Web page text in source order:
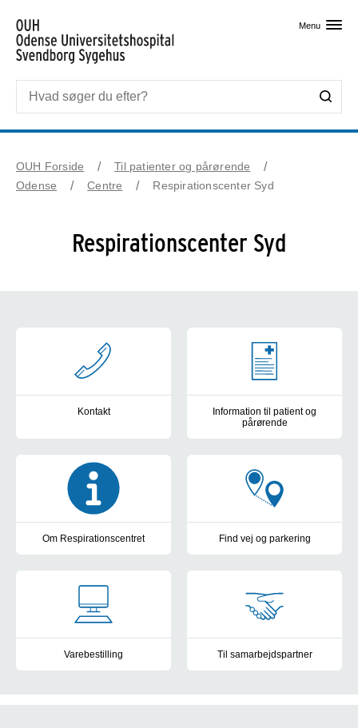
Menu
OUH Forside
Til patienter og pårørende
Odense
Centre Respirationscenter Syd
Respirationscenter Syd
Kontakt
Kontaktoplysninger til Respirationscenter Syd
Information til patient og
pårørende
Om Respirationscentret Find vej og parkering
Varebestilling Til samarbejdspartner